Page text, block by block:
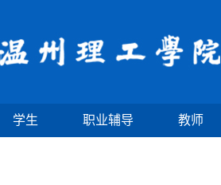
学生 职业辅导 教师